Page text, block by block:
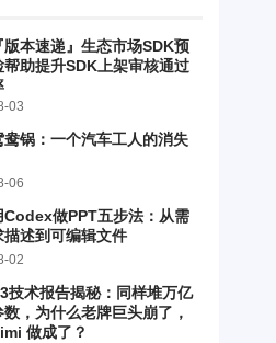
版本速递』生态市场SDK预
帮助提升SDK上架审核通过
03
鸯锅：一个汽车工人的消失
06
Codex做PPT五步法：从需
描述到可编辑文件
02
技术报告揭秘：同样堆万亿
数，为什么老牌巨头崩了，
做成了？